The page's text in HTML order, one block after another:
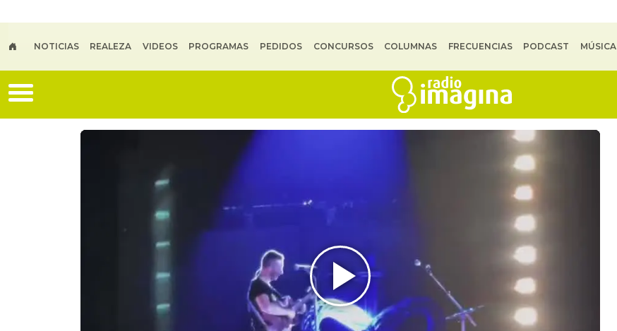
NOTICIAS REALEZA VIDEOS PROGRAMAS PEDIDOS CONCURSOS COLUMNAS FRECUENCIAS PODCAST MÚSICA